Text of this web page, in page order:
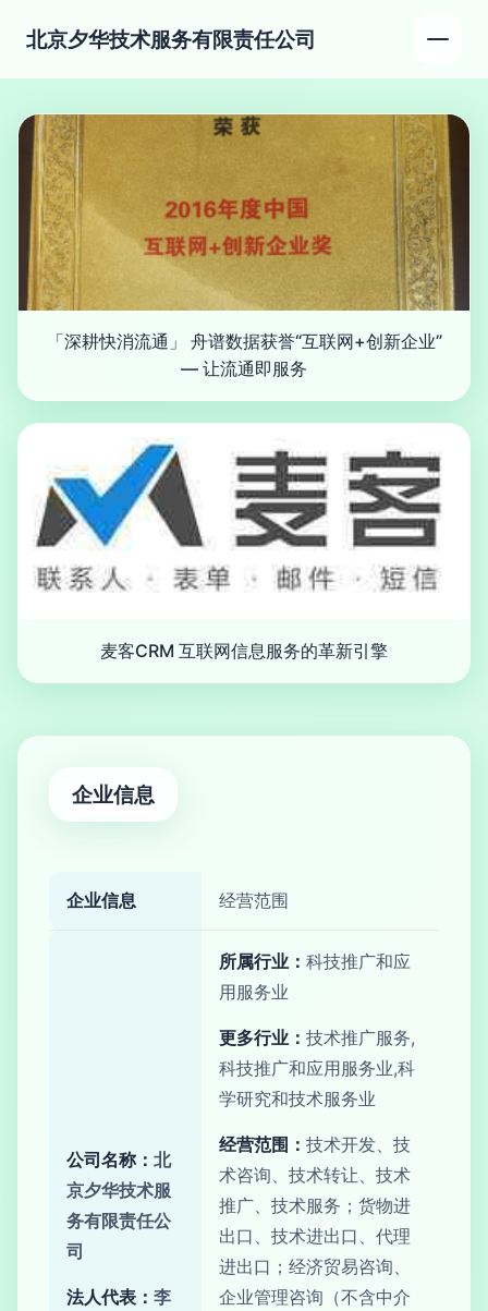
北京夕华技术服务有限责任公司
「深耕快消流通」 舟谱数据获誉“互联网+创新企业”
— 让流通即服务
麦客CRM 互联网信息服务的革新引擎
企业信息
企业信息 经营范围
公司名称： 北
京夕华技术服
务有限责任公
司
法人代表： 李
所属行业： 科技推广和应
用服务业
更多行业： 技术推广服务,
科技推广和应用服务业,科
学研究和技术服务业
经营范围： 技术开发、技
术咨询、技术转让、技术
推广、技术服务；货物进
出口、技术进出口、代理
进出口；经济贸易咨询、
企业管理咨询（不含中介